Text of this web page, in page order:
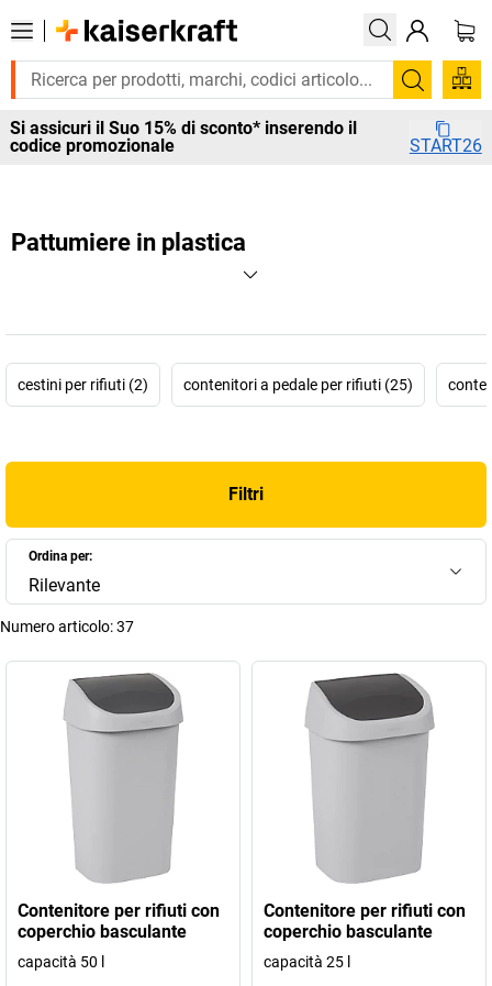
Cerca
Si assicuri il Suo 15% di sconto* inserendo il
codice promozionale
START26
Pattumiere in plastica
cestini per rifiuti (2) contenitori a pedale per rifiuti (25)
Filtri
Ordina per:
Rilevante
Numero articolo:37
Contenitore per rifiuti con
coperchio basculante
capacità 50 l
Contenitore per rifiuti con
coperchio basculante
capacità 25 l